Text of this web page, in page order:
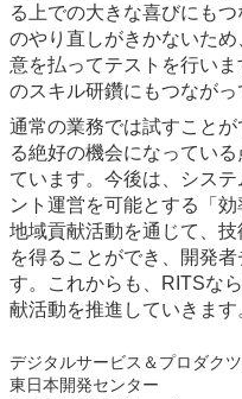
る上での大きな喜びにも
のやり直しがきかないた
意を払ってテストを行い
のスキル研鑽にもつながっ
通常の業務では試すこと
る絶好の機会になってい
ています。今後は、シス
ント運営を可能とする「
地域貢献活動を通じて、
を得ることができ、開発
す。これからも、RITSな
献活動を推進していきます
デジタルサービス＆プロダク
東日本開発センター